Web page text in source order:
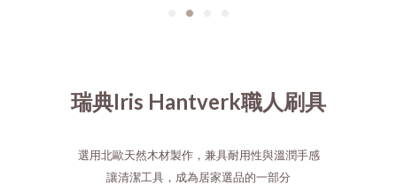
瑞典Iris Hantverk職人刷具
選用北歐天然木材製作，兼具耐用性與溫潤手感
讓清潔工具，成為居家選品的一部分